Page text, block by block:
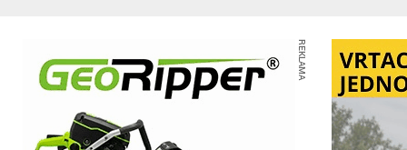
REKLAMA